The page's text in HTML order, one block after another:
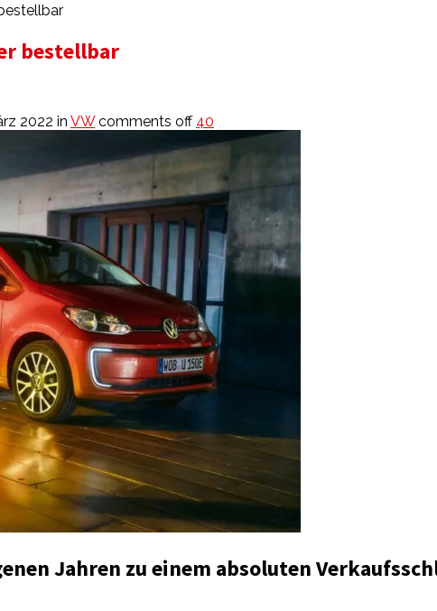
bestellbar
2022 in VW comments off 40
Jahren zu einem absoluten